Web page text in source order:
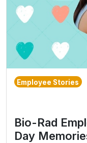
Employee Stories
Bio-Rad
Day